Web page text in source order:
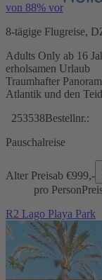
von 88% vor
8-tägige Flugreise,
Adults Only ab 16
erholsamen Urlaub
Traumhafter
Atlantik und den
253538Bestellnr.:
Pauschalreise
Alter Preisab €999,-
pro Person
R2 Lago Playa Park